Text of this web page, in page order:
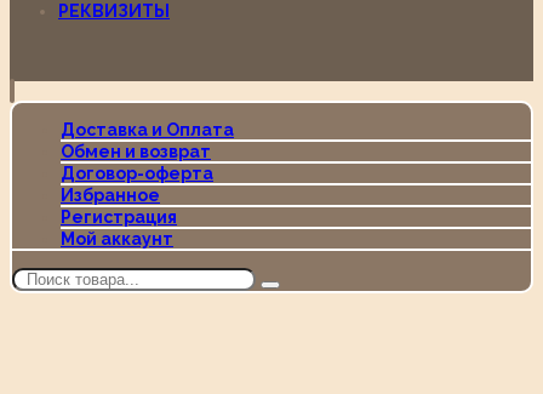
РЕКВИЗИТЫ
Доставка и Оплата
Обмен и возврат
Договор-оферта
Избранное
Регистрация
Мой аккаунт